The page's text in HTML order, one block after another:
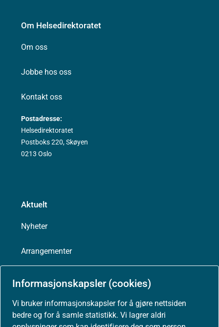
Informasjonskapsler (cookies)
Vi bruker informasjonskapsler for å gjøre nettsiden
bedre og for å samle statistikk. Vi lagrer aldri
Om Helsedirektoratet
Om oss
Jobbe hos oss
Kontakt oss
Postadresse:
Helsedirektoratet
Postboks 220, Skøyen
0213 Oslo
Aktuelt
Nyheter
Arrangementer
Presse